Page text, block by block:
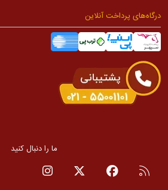
درگاه‌های پرداخت آنلاین
ما را دنبال کنید
RSS صفحه فیسبوک
صفحه تویتر
صفحه